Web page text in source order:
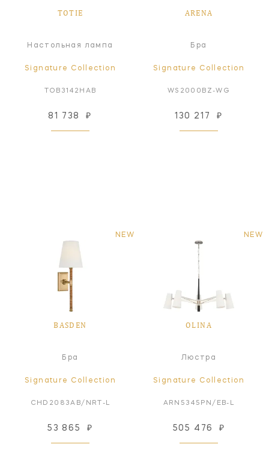
TOTIE
Настольная лампа
Signature Collection
TOB3142HAB
81 738 ₽
ARENA
Бра
Signature Collection
WS2000BZ-WG
130 217 ₽
NEW
BASDEN
Бра
Signature Collection
CHD2083AB/NRT-L
53 865 ₽
NEW
OLINA
Люстра
Signature Collection
ARN5345PN/EB-L
505 476 ₽